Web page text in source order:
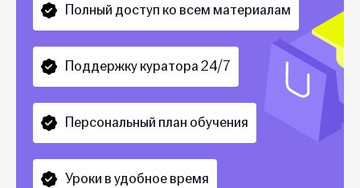
Полный доступ ко всем материалам
Поддержку куратора 24/7
Персональный план обучения
Уроки в удобное время